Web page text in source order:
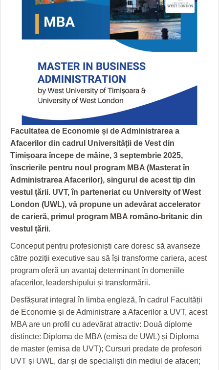
GRĂDINA TAICII DOMNULUI
ZIARISTU’ DE TERASĂ
CU OIŞTEA-N KIERKEGAARD
FINANŢĂRI DE LA A LA Z
PE SURSE
CRONICĂ DE FILM
UNDE MERGEM
FILME DOCUMENTARE
CLIPURI VIDEO
JOCURI ONLINE
ACCIDENTE
ANUNŢURI
INFO SI UTILE
CULTURA
INVATAMANT
JUSTITIE
FILME DOCUMENTARE
CLIPURI VIDEO
DIVERSE
FARMACII DIN TIMIŞOARA
HARTA TIMIŞOAREI
LICEE, ŞCOLI ŞI GRĂDINIŢE DIN TIMIŞ
PRIMĂRIILE DIN TIMIŞ
SFATUL MEDICULUI
SFATURI JURIDICE
Facultatea de Economie și de Administrarea a
Afacerilor din cadrul Universității de Vest din
Timișoara începe de mâine, 3 septembrie 2025,
înscrierile pentru noul program MBA (Masterat în
Administrarea Afacerilor), singurul de acest tip din
vestul țării. UVT, în parteneriat cu University of West
London (UWL), vă propune un adevărat accelerator
de carieră, primul program MBA româno-britanic din
vestul țării.
Conceput pentru profesioniști care doresc să avanseze
către poziții executive sau să își transforme cariera, acest
program oferă un avantaj determinant în domeniile
afacerilor, leadershipului și transformării.
Desfășurat integral în limba engleză, în cadrul Facultății
de Economie și de Administrare a Afacerilor a UVT, acest
MBA are un profil cu adevărat atractiv: Două diplome
distincte: Diploma de MBA (emisa de UWL) și Diploma
de master (emisa de UVT); Cursuri predate de profesori
UVT și UWL, dar și de specialiști din mediul de afaceri;